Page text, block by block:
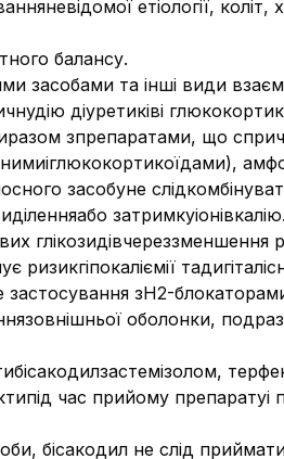
етіології,
балансу.
засобами та інші види
діуретиківі
зпрепаратами, що
засобуне
затримкуіонівкалію.
глікозидівчереззменшення
зН2-
оболонки,
час прийому препаратуі
бісакодил не слід